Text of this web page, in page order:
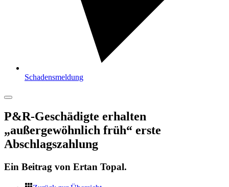
Schadensmeldung
P&R-Geschädigte erhalten
„außergewöhnlich früh“ erste
Abschlagszahlung
Ein Beitrag von Ertan Topal.